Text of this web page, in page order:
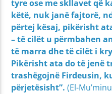
tyre ose me skllavet që
këtë, nuk janë fajtorë,
përtej kësaj, pikërisht
– të cilët u përmbahen
të marra dhe të cilët i
Pikërisht ata do të jenë
trashëgojnë Firdeusin,
përjetësisht”. (El-